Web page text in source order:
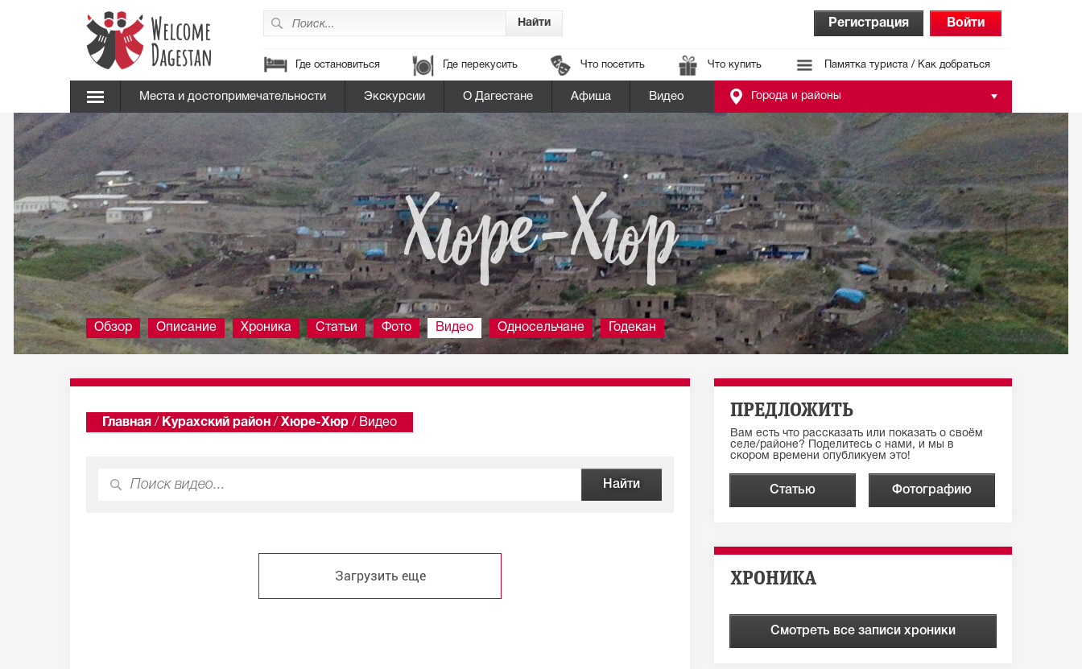
Регистрация Войти
Где остановиться Где перекусить Что посетить Что купить Памятка туриста / Как добраться
Места и достопримечательности Экскурсии О Дагестане Афиша Видео Города и районы
Хюре-Хюр
Обзор Описание Хроника Статьи Фото Видео Односельчане Годекан
Главная / Курахский район / Хюре-Хюр / Видео
Загрузить еще
ПРЕДЛОЖИТЬ
Вам есть что рассказать или показать о своём
селе/районе? Поделитесь с нами, и мы в
скором времени опубликуем это!
Статью Фотографию
ХРОНИКА
Смотреть все записи хроники